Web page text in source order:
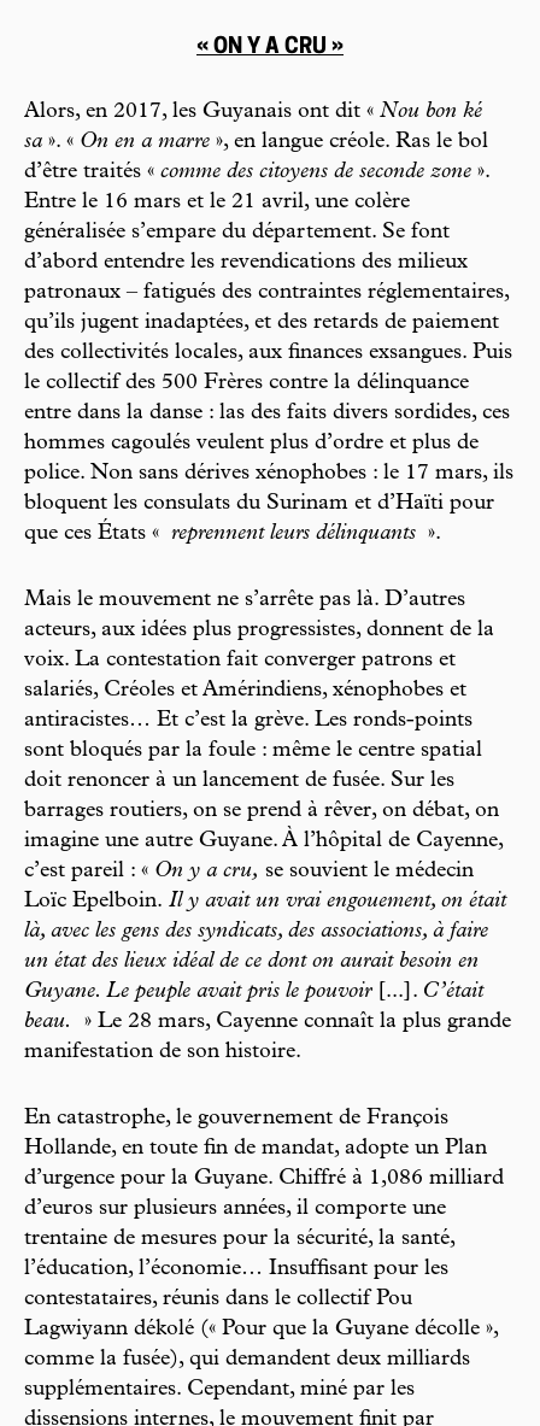
« ON Y A CRU »
Alors, en 2017, les Guyanais ont dit « Nou bon ké
sa ». « On en a marre », en langue créole. Ras le bol
d’être traités « comme des citoyens de seconde zone ».
Entre le 16 mars et le 21 avril, une colère
généralisée s’empare du département. Se font
d’abord entendre les revendications des milieux
patronaux – fatigués des contraintes réglementaires,
qu’ils jugent inadaptées, et des retards de paiement
des collectivités locales, aux finances exsangues. Puis
le collectif des 500 Frères contre la délinquance
entre dans la danse : las des faits divers sordides, ces
hommes cagoulés veulent plus d’ordre et plus de
police. Non sans dérives xénophobes : le 17 mars, ils
bloquent les consulats du Surinam et d’Haïti pour
que ces États « reprennent leurs délinquants ».
Mais le mouvement ne s’arrête pas là. D’autres
acteurs, aux idées plus progressistes, donnent de la
voix. La contestation fait converger patrons et
salariés, Créoles et Amérindiens, xénophobes et
antiracistes… Et c’est la grève. Les ronds-points
sont bloqués par la foule : même le centre spatial
doit renoncer à un lancement de fusée. Sur les
barrages routiers, on se prend à rêver, on débat, on
imagine une autre Guyane. À l’hôpital de Cayenne,
c’est pareil : « On y a cru, se souvient le médecin
Loïc Epelboin. Il y avait un vrai engouement, on était
là, avec les gens des syndicats, des associations, à faire
un état des lieux idéal de ce dont on aurait besoin en
Guyane. Le peuple avait pris le pouvoir[...]. C’était
beau.
» Le 28 mars, Cayenne connaît la plus grande
manifestation de son histoire.
En catastrophe, le gouvernement de François
Hollande, en toute fin de mandat, adopte un Plan
d’urgence pour la Guyane. Chiffré à 1,086 milliard
d’euros sur plusieurs années, il comporte une
trentaine de mesures pour la sécurité, la santé,
l’éducation, l’économie… Insuffisant pour les
contestataires, réunis dans le collectif Pou
Lagwiyann dékolé (« Pour que la Guyane décolle »,
comme la fusée), qui demandent deux milliards
supplémentaires. Cependant, miné par les
dissensions internes, le mouvement finit par